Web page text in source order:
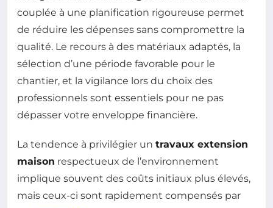
couplée à une planification rigoureuse permet
de réduire les dépenses sans compromettre la
qualité. Le recours à des matériaux adaptés, la
sélection d’une période favorable pour le
chantier, et la vigilance lors du choix des
professionnels sont essentiels pour ne pas
dépasser votre enveloppe financière.
La tendence à privilégier un travaux extension
maison respectueux de l’environnement
implique souvent des coûts initiaux plus élevés,
mais ceux-ci sont rapidement compensés par